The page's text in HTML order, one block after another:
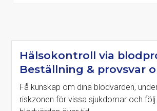
Hälsokontroll via
Beställning & provsvar
Få kunskap om dina blodvärden,
riskzonen för vissa sjukdomar och följ